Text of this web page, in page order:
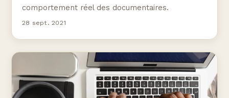
comportement réel des documentaires.
28 sept. 2021